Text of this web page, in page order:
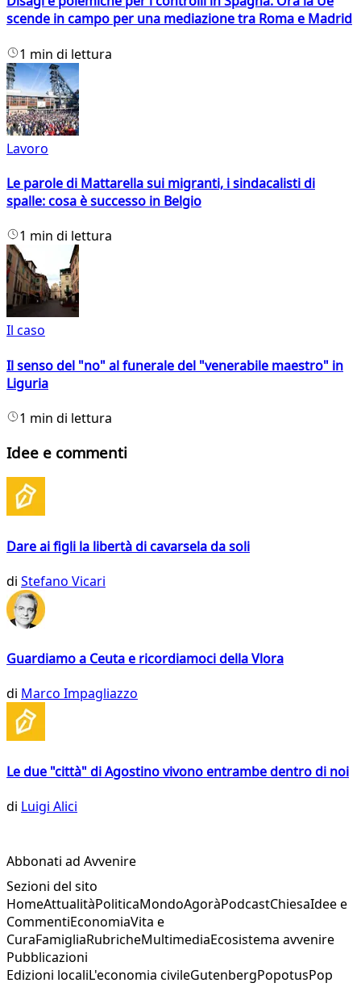
scende in campo per una mediazione tra Roma e Madrid
1 min di lettura
Lavoro
Le parole di Mattarella sui migranti, i sindacalisti di
spalle: cosa è successo in Belgio
1 min di lettura
Il caso
Il senso del "no" al funerale del "venerabile maestro" in
Liguria
1 min di lettura
Idee e commenti
Dare ai figli la libertà di cavarsela da soli
di Stefano Vicari
Guardiamo a Ceuta e ricordiamoci della Vlora
di Marco Impagliazzo
Le due "città" di Agostino vivono entrambe dentro di noi
di Luigi Alici
Abbonati ad Avvenire
Sezioni del sito
HomeAttualitàPoliticaMondoAgoràPodcastChiesaIdee e
CommentiEconomiaVita e
CuraFamigliaRubricheMultimediaEcosistema avvenire
Pubblicazioni
Edizioni localiL'economia civileGutenbergPopotusPop